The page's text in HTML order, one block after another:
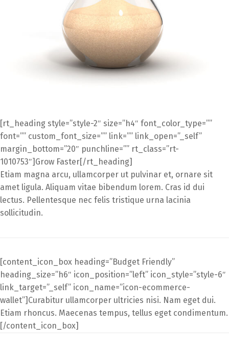
[rt_heading style=”style-2″ size=”h4″ font_color_type=””
font=”” custom_font_size=”” link=”” link_open=”_self”
margin_bottom=”20″ punchline=”” rt_class=”rt-
1010753″]Grow Faster[/rt_heading]
Etiam magna arcu, ullamcorper ut pulvinar et, ornare sit
amet ligula. Aliquam vitae bibendum lorem. Cras id dui
lectus. Pellentesque nec felis tristique urna lacinia
sollicitudin.
[content_icon_box heading=”Budget Friendly”
heading_size=”h6″ icon_position=”left” icon_style=”style-6″
link_target=”_self” icon_name=”icon-ecommerce-
wallet”]Curabitur ullamcorper ultricies nisi. Nam eget dui.
Etiam rhoncus. Maecenas tempus, tellus eget condimentum.
[/content_icon_box]